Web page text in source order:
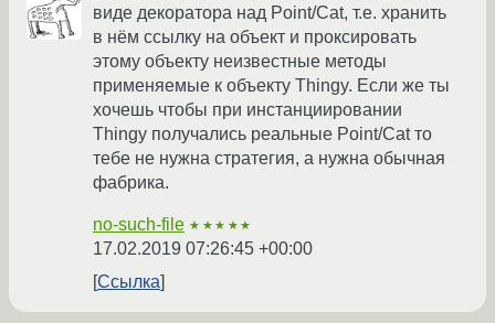
виде декоратора над Point/Cat, т.е. хранить
в нём ссылку на объект и проксировать
этому объекту неизвестные методы
применяемые к объекту Thingy. Если же ты
хочешь чтобы при инстанциировании
Thingy получались реальные Point/Cat то
тебе не нужна стратегия, а нужна обычная
фабрика.
no-such-file ★★★★★
17.02.2019 07:26:45 +00:00
Ссылка